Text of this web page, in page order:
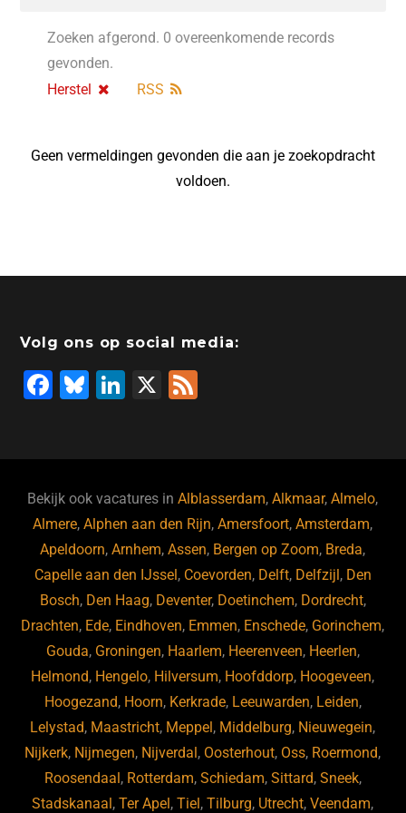
Zoeken afgerond. 0 overeenkomende records
gevonden.
Herstel
RSS
Geen vermeldingen gevonden die aan je zoekopdracht
voldoen.
Volg ons op social media:
F
b
o
o
k
Bl
ky
Li
dI
n
X
Bekijk ook vacatures inAlblasserdam,Alkmaar,Almelo,
Almere,Alphen aan den Rijn,Amersfoort,Amsterdam,
Apeldoorn,Arnhem,Assen, Bergen op Zoom, Breda,
Capelle aan den IJssel , Coevorden, Delft, Delfzijl , Den
Bosch, Den Haag, Deventer, Doetinchem, Dordrecht,
Drachten, Ede, Eindhoven, Emmen, Enschede, Gorinchem,
Gouda, Groningen, Haarlem, Heerenveen, Heerlen,
Helmond, Hengelo, Hilversum, Hoofddorp, Hoogeveen,
Hoogezand, Hoorn, Kerkrade, Leeuwarden, Leiden,
Lelystad, Maastricht, Meppel , Middelburg, Nieuwegein,
Nijkerk, Nijmegen, Nijverdal , Oosterhout, Oss, Roermond,
Roosendaal , Rotterdam, Schiedam, Sittard, Sneek,
Stadskanaal ,Ter Apel ,Tiel ,Tilburg, Utrecht,Veendam,